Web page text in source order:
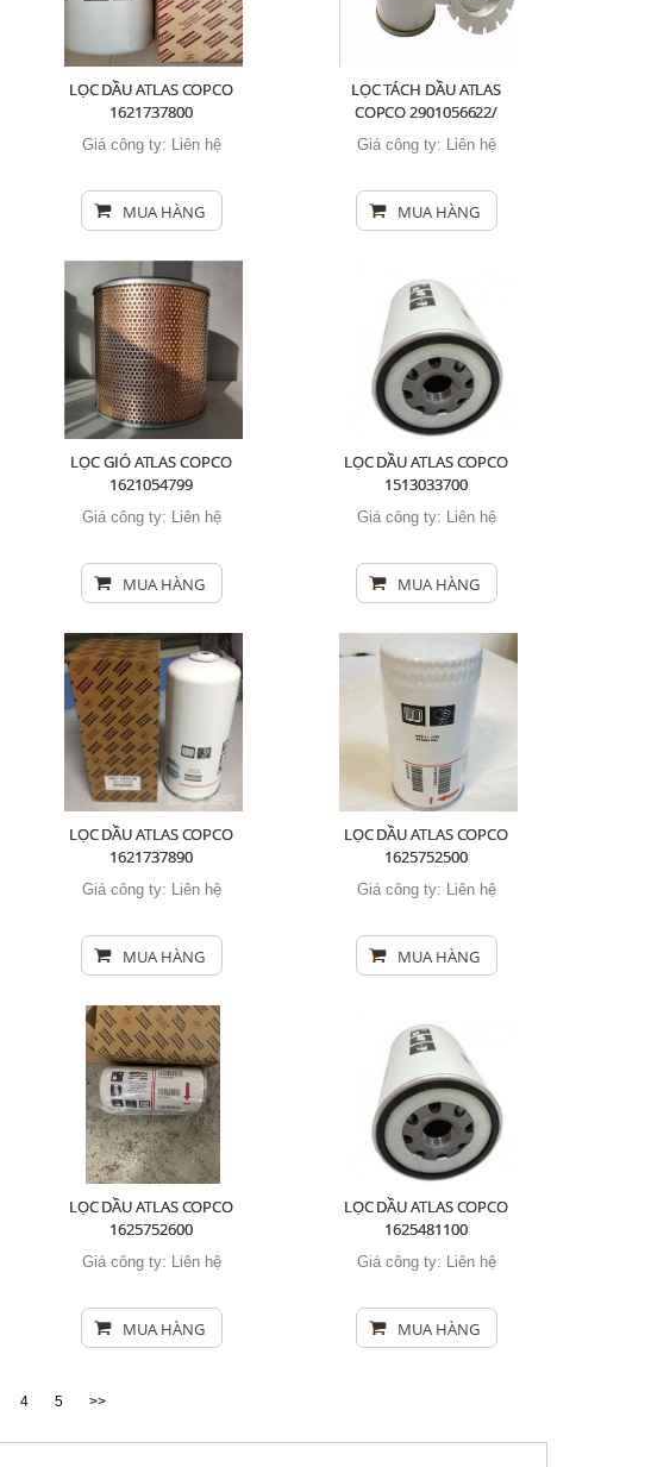
LỌC DẦU ATLAS COPCO
1621737800
Giá công ty: Liên hệ
MUA HÀNG
LỌC TÁCH DẦU ATLAS
COPCO 2901056622/
3002600140
Giá công ty: Liên hệ
MUA HÀNG
LỌC GIÓ ATLAS COPCO
1621054799
Giá công ty: Liên hệ
MUA HÀNG
LỌC DẦU ATLAS COPCO
1513033700
Giá công ty: Liên hệ
MUA HÀNG
LỌC DẦU ATLAS COPCO
1621737890
Giá công ty: Liên hệ
MUA HÀNG
LỌC DẦU ATLAS COPCO
1625752500
Giá công ty: Liên hệ
MUA HÀNG
LỌC DẦU ATLAS COPCO
1625752600
Giá công ty: Liên hệ
MUA HÀNG
LỌC DẦU ATLAS COPCO
1625481100
Giá công ty: Liên hệ
MUA HÀNG
4 5 >>